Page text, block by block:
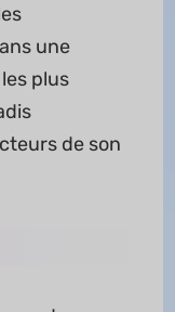
une
plus
de son